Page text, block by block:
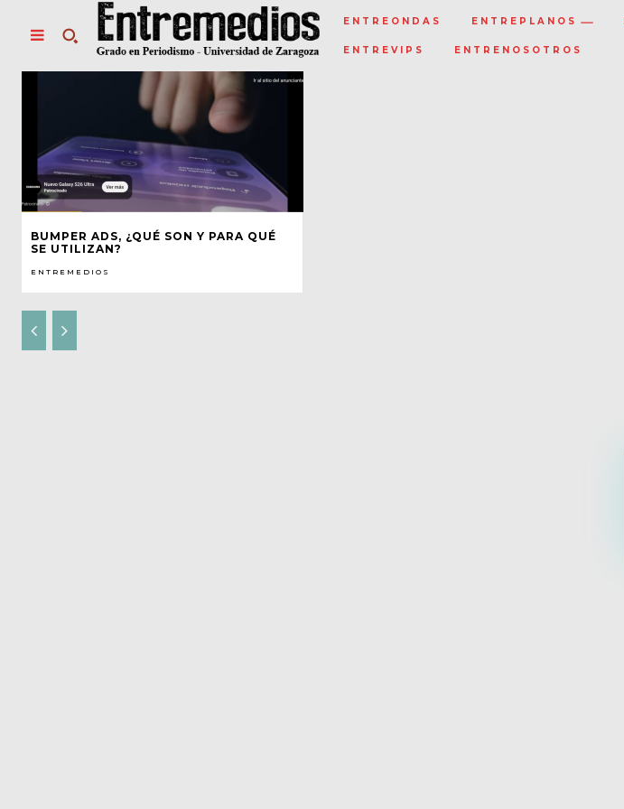
ENTREONDAS ENTREPLANOS
ENTREVIPS ENTRENOSOTROS
BUMPER ADS, ¿QUÉ SON Y PARA QUÉ
SE UTILIZAN?
ENTREMEDIOS